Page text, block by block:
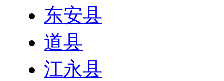
东安县
道县
江永县